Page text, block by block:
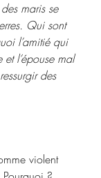
maris se
Qui sont
l’amitié qui
et l’épouse mal
des
violent